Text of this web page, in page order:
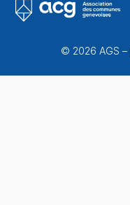
© 2026 AGS –